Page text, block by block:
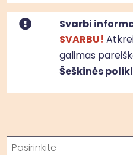
Svarbi
SVARBU!
galimas
Šeškinės
Paieška
Pasirinkite